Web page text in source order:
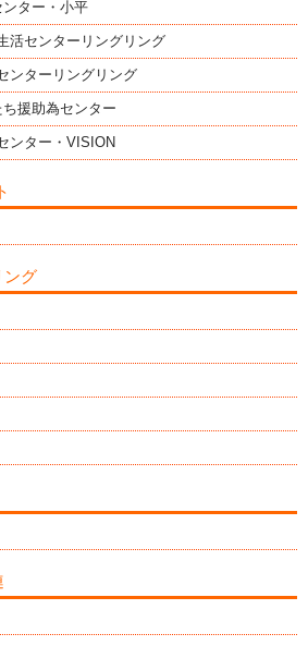
ター・小平
活センターリングリング
ンターリングリング
援助為センター
ンター・VISION
ング